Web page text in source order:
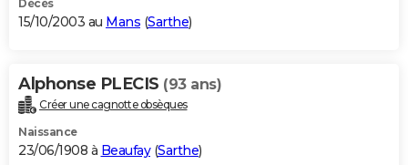
Décès
15/10/2003 au Mans (Sarthe)
Alphonse PLECIS (93 ans)
Créer une cagnotte obsèques
Naissance
23/06/1908 à Beaufay(Sarthe)